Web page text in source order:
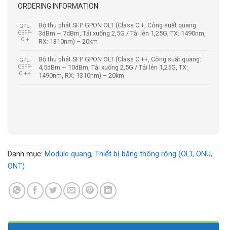
ORDERING INFORMATION
GPL-
GSFP-
C +
Bộ thu phát SFP GPON OLT (Class C +, Công suất quang:
3dBm ~ 7dBm, Tải xuống 2,5G / Tải lên 1,25G, TX: 1490nm,
RX: 1310nm) – 20km
GPL-
GSFP-
C ++
Bộ thu phát SFP GPON OLT (Class C ++, Công suất quang:
4,5dBm ~ 10dBm, Tải xuống 2,5G / Tải lên 1,25G, TX:
1490nm, RX: 1310nm) – 20km
Danh mục: Module quang, Thiết bị băng thông rộng (OLT, ONU,
ONT)